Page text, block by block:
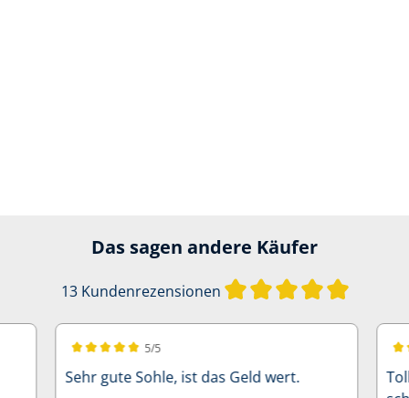
Das sagen andere Käufer
13 Kundenrezensionen
5/5
Sehr gute Sohle, ist das Geld wert.